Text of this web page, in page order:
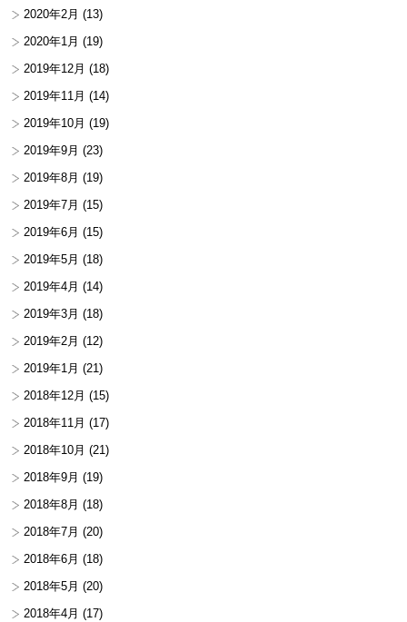
2020年2月 (13)
2020年1月 (19)
2019年12月 (18)
2019年11月 (14)
2019年10月 (19)
2019年9月 (23)
2019年8月 (19)
2019年7月 (15)
2019年6月 (15)
2019年5月 (18)
2019年4月 (14)
2019年3月 (18)
2019年2月 (12)
2019年1月 (21)
2018年12月 (15)
2018年11月 (17)
2018年10月 (21)
2018年9月 (19)
2018年8月 (18)
2018年7月 (20)
2018年6月 (18)
2018年5月 (20)
2018年4月 (17)